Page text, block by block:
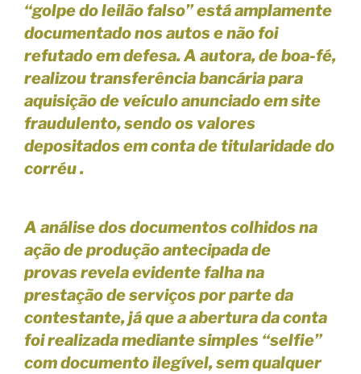
“golpe do leilão falso” está amplamente
documentado nos autos e não foi
refutado em defesa. A autora, de boa-fé,
realizou transferência bancária para
aquisição de veículo anunciado em site
fraudulento, sendo os valores
depositados em conta de titularidade do
corréu .
A análise dos documentos colhidos na
ação de produção antecipada de
provas revela evidente falha na
prestação de serviços por parte da
contestante, já que a abertura da conta
foi realizada mediante simples “selfie”
com documento ilegível, sem qualquer